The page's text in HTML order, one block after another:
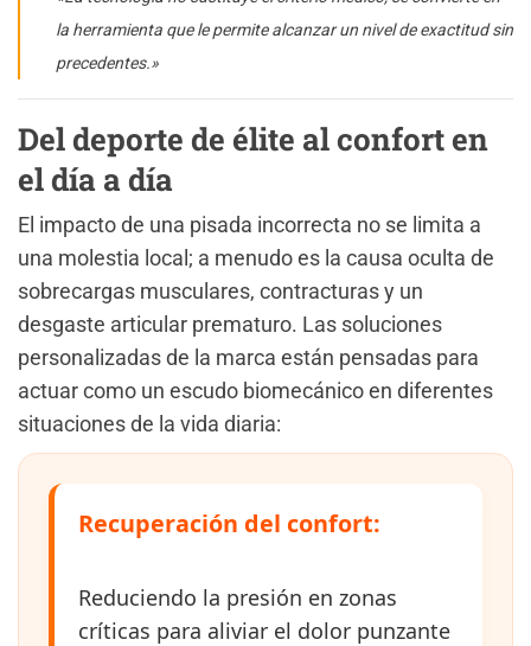
la herramienta que le permite alcanzar un nivel de exactitud sin
precedentes.»
Del deporte de élite al confort en
el día a día
El impacto de una pisada incorrecta no se limita a
una molestia local; a menudo es la causa oculta de
sobrecargas musculares, contracturas y un
desgaste articular prematuro. Las soluciones
personalizadas de la marca están pensadas para
actuar como un escudo biomecánico en diferentes
situaciones de la vida diaria:
Recuperación del confort:
Reduciendo la presión en zonas
críticas para aliviar el dolor punzante